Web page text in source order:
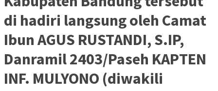
di hadiri langsung oleh Camat
Ibun AGUS RUSTANDI, S.IP,
Danramil 2403/Paseh KAPTEN
INF. MULYONO (diwakili